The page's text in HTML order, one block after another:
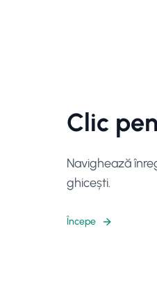
Clic
Navighează
ghicești.
Începe